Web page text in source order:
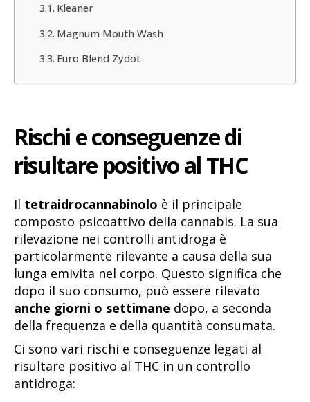
Kleaner
Magnum Mouth Wash
Euro Blend Zydot
Rischi e conseguenze di
risultare positivo al THC
Il tetraidrocannabinolo è il principale
composto psicoattivo della cannabis. La sua
rilevazione nei controlli antidroga è
particolarmente rilevante a causa della sua
lunga emivita nel corpo. Questo significa che
dopo il suo consumo, può essere rilevato
anche giorni o settimane dopo, a seconda
della frequenza e della quantità consumata.
Ci sono vari rischi e conseguenze legati al
risultare positivo al THC in un controllo
antidroga: